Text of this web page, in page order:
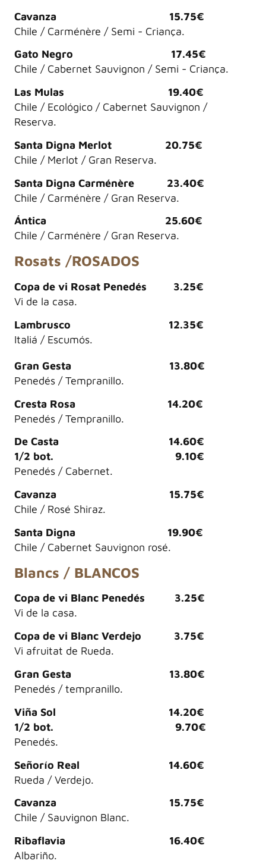
Cavanza 15.75€
Chile / Carménère / Semi - Criança.
Gato Negro 17.45€
Chile / Cabernet Sauvignon / Semi - Criança.
Las Mulas 19.40€
Chile / Ecológico / Cabernet Sauvignon /
Reserva.
Santa Digna Merlot 20.75€
Chile / Merlot / Gran Reserva.
Santa Digna Carménère 23.40€
Chile / Carménère / Gran Reserva.
Ántica 25.60€
Chile / Carménère / Gran Reserva.
Rosats /ROSADOS
Copa de vi Rosat Penedés 3.25€
Vi de la casa.
Lambrusco 12.35€
Italiá / Escumós.
Gran Gesta 13.80€
Penedés / Tempranillo.
Cresta Rosa 14.20€
Penedés / Tempranillo.
De Casta 14.60€
1/2 bot. 9.10€
Penedés / Cabernet.
Cavanza 15.75€
Chile / Rosé Shiraz.
Santa Digna 19.90€
Chile / Cabernet Sauvignon rosé.
Blancs / BLANCOS
Copa de vi Blanc Penedés 3.25€
Vi de la casa.
Copa de vi Blanc Verdejo 3.75€
Vi afruitat de Rueda.
Gran Gesta 13.80€
Penedés / tempranillo.
Viña Sol 14.20€
1/2 bot. 9.70€
Penedés.
Señorío Real 14.60€
Rueda / Verdejo.
Cavanza 15.75€
Chile / Sauvignon Blanc.
Ribaflavia 16.40€
Albariño.